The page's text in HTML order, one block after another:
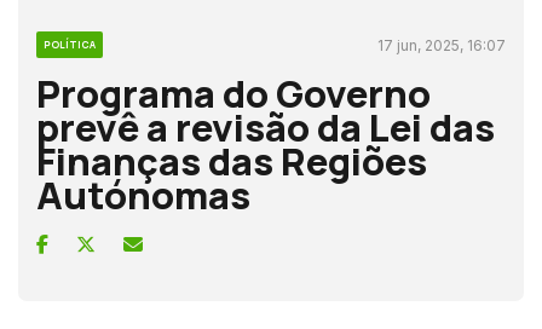
POLÍTICA 17 jun, 2025, 16:07
Programa do Governo
prevê a revisão da Lei das
Finanças das Regiões
Autónomas